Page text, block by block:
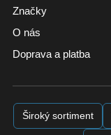
Značky
O nás
Doprava a platba
Široký sortiment